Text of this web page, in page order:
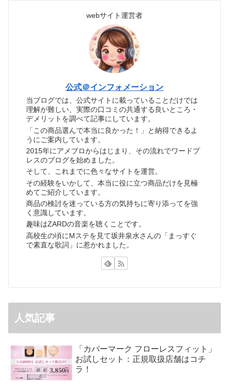
webサイト運営者
公式＠インフォメーション
当ブログでは、公式サイトに載っていることだけでは
理解が難しい、実際の口コミの共通する良いところ・
デメリットを調べて記事にしています。
「この商品選んで本当に良かった！」と納得できるよ
うにご案内しています。
2015年にアメブロからはじまり、その流れでワードプ
レスのブログを始めました。
そして、これまでに色々なサイトを運営。
その経験をいかして、本当に役に立つ商品だけを見極
めてご紹介しています。
商品の検討を迷っている方の気持ちに寄り添ってを強
く意識しています。
趣味はZARDの音楽を聴くことです。
高校生の頃にMステを見て坂井泉水さんの「まっすぐ
で素直な歌詞」に惹かれました。
人気記事
「カバーマーク フローレスフィット」
お試しセット：正規取扱店舗はコチ
ラ！